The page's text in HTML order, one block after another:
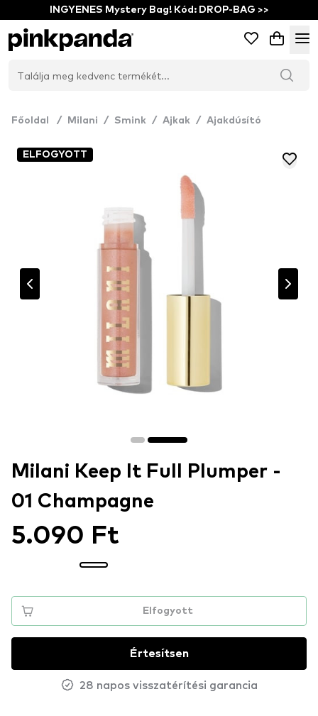
INGYENES Mystery Bag! Kód: DROP-BAG >>
Főoldal / Milani / Smink / Ajkak / Ajakdúsító
ELFOGYOTT
Milani Keep It Full Plumper -
01 Champagne
5.090 Ft
Elfogyott
Értesítsen
28 napos visszatérítési garancia